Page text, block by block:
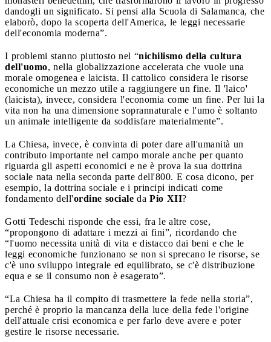
dandogli un significato. Si pensi alla Scuola di Salamanca, che
elaborò, dopo la scoperta dell'America, le leggi necessarie
dell'economia moderna”.
I problemi stanno piuttosto nel “nichilismo della cultura
dell'uomo, nella globalizzazione accelerata che vuole una
morale omogenea e laicista. Il cattolico considera le risorse
economiche un mezzo utile a raggiungere un fine. Il 'laico'
(laicista), invece, considera l'economia come un fine. Per lui la
vita non ha una dimensione soprannaturale e l'umo è soltanto
un animale intelligente da soddisfare materialmente”.
La Chiesa, invece, è convinta di poter dare all'umanità un
contributo importante nel campo morale anche per quanto
riguarda gli aspetti economici e ne è prova la sua dottrina
sociale nata nella seconda parte dell'800. E cosa dicono, per
esempio, la dottrina sociale e i principi indicati come
fondamento dell'ordine sociale da Pio XII?
Gotti Tedeschi risponde che essi, fra le altre cose,
“propongono di adattare i mezzi ai fini”, ricordando che
“l'uomo necessita unità di vita e distacco dai beni e che le
leggi economiche funzionano se non si sprecano le risorse, se
c'è uno sviluppo integrale ed equilibrato, se c'è distribuzione
equa e se il consumo non è esagerato”.
“La Chiesa ha il compito di trasmettere la fede nella storia”,
perché è proprio la mancanza della luce della fede l'origine
dell'attuale crisi economica e per farlo deve avere e poter
gestire le risorse necessarie.